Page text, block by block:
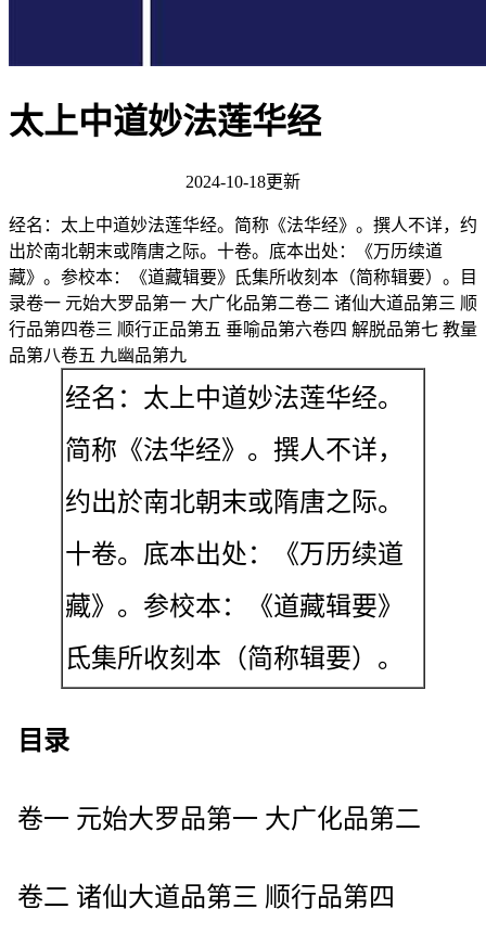
太上中道妙法莲华经
2024-10-18更新
经名：太上中道妙法莲华经。简称《法华经》。撰人不详，约
出於南北朝末或隋唐之际。十卷。底本出处：《万历续道
藏》。参校本：《道藏辑要》氐集所收刻本（简称辑要）。目
录卷一 元始大罗品第一 大广化品第二卷二 诸仙大道品第三 顺
行品第四卷三 顺行正品第五 垂喻品第六卷四 解脱品第七 教量
品第八卷五 九幽品第九
经名：太上中道妙法莲华经。
简称《法华经》。撰人不详，
约出於南北朝末或隋唐之际。
十卷。底本出处：《万历续道
藏》。参校本：《道藏辑要》
氐集所收刻本（简称辑要）。
目录
卷一 元始大罗品第一 大广化品第二
卷二 诸仙大道品第三 顺行品第四